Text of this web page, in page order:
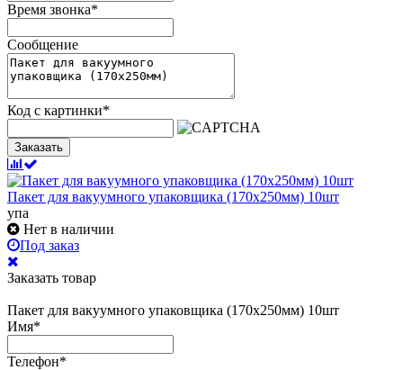
Время звонка*
Сообщение
Код с картинки*
Заказать
Пакет для вакуумного упаковщика (170х250мм) 10шт
упа
Нет в наличии
Под заказ
Заказать товар
Пакет для вакуумного упаковщика (170х250мм) 10шт
Имя*
Телефон*